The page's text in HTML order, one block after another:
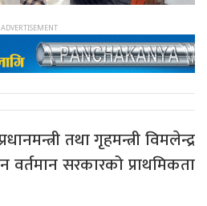
तथा गृहमन्त्री विमलेन्द्र
सरकारको प्राथमिकता